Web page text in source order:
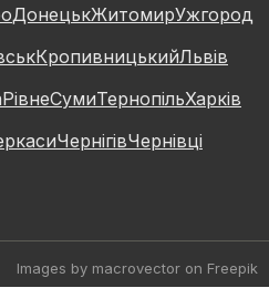
ДонецькЖитомирУжгород
КропивницькийЛьвів
РівнеСумиТернопільХарків
ЧернігівЧернівці
Images by macrovector on Freepik